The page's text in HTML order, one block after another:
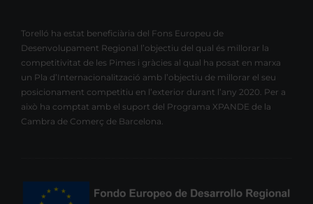
Torelló ha estat beneficiària del Fons Europeu de
Desenvolupament Regional l’objectiu del qual és millorar la
competitivitat de les Pimes i gràcies al qual ha posat en marxa
un Pla d’Internacionalització amb l’objectiu de millorar el seu
posicionament competitiu en l’exterior durant l’any 2020. Per a
això ha comptat amb el suport del Programa XPANDE de la
Cambra de Comerç de Barcelona.